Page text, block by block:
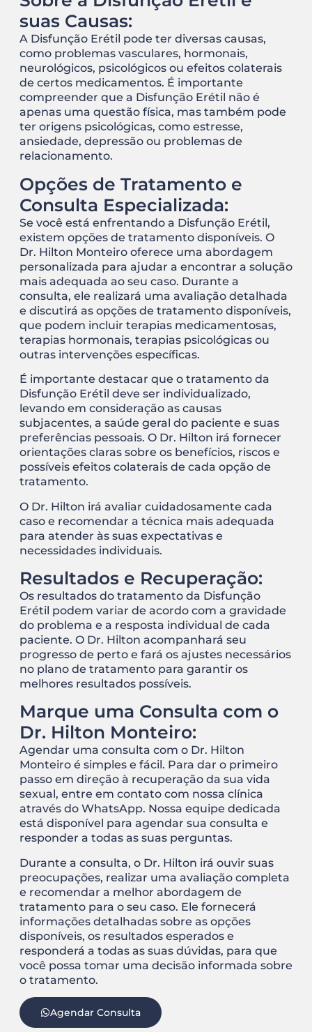
suas Causas:
A Disfunção Erétil pode ter diversas causas,
como problemas vasculares, hormonais,
neurológicos, psicológicos ou efeitos colaterais
de certos medicamentos. É importante
compreender que a Disfunção Erétil não é
apenas uma questão física, mas também pode
ter origens psicológicas, como estresse,
ansiedade, depressão ou problemas de
relacionamento.
Opções de Tratamento e
Consulta Especializada:
Se você está enfrentando a Disfunção Erétil,
existem opções de tratamento disponíveis. O
Dr. Hilton Monteiro oferece uma abordagem
personalizada para ajudar a encontrar a solução
mais adequada ao seu caso. Durante a
consulta, ele realizará uma avaliação detalhada
e discutirá as opções de tratamento disponíveis,
que podem incluir terapias medicamentosas,
terapias hormonais, terapias psicológicas ou
outras intervenções específicas.
É importante destacar que o tratamento da
Disfunção Erétil deve ser individualizado,
levando em consideração as causas
subjacentes, a saúde geral do paciente e suas
preferências pessoais. O Dr. Hilton irá fornecer
orientações claras sobre os benefícios, riscos e
possíveis efeitos colaterais de cada opção de
tratamento.
O Dr. Hilton irá avaliar cuidadosamente cada
caso e recomendar a técnica mais adequada
para atender às suas expectativas e
necessidades individuais.
Resultados e Recuperação:
Os resultados do tratamento da Disfunção
Erétil podem variar de acordo com a gravidade
do problema e a resposta individual de cada
paciente. O Dr. Hilton acompanhará seu
progresso de perto e fará os ajustes necessários
no plano de tratamento para garantir os
melhores resultados possíveis.
Marque uma Consulta com o
Dr. Hilton Monteiro:
Agendar uma consulta com o Dr. Hilton
Monteiro é simples e fácil. Para dar o primeiro
passo em direção à recuperação da sua vida
sexual, entre em contato com nossa clínica
através do WhatsApp. Nossa equipe dedicada
está disponível para agendar sua consulta e
responder a todas as suas perguntas.
Durante a consulta, o Dr. Hilton irá ouvir suas
preocupações, realizar uma avaliação completa
e recomendar a melhor abordagem de
tratamento para o seu caso. Ele fornecerá
informações detalhadas sobre as opções
disponíveis, os resultados esperados e
responderá a todas as suas dúvidas, para que
você possa tomar uma decisão informada sobre
o tratamento.
Agendar Consulta